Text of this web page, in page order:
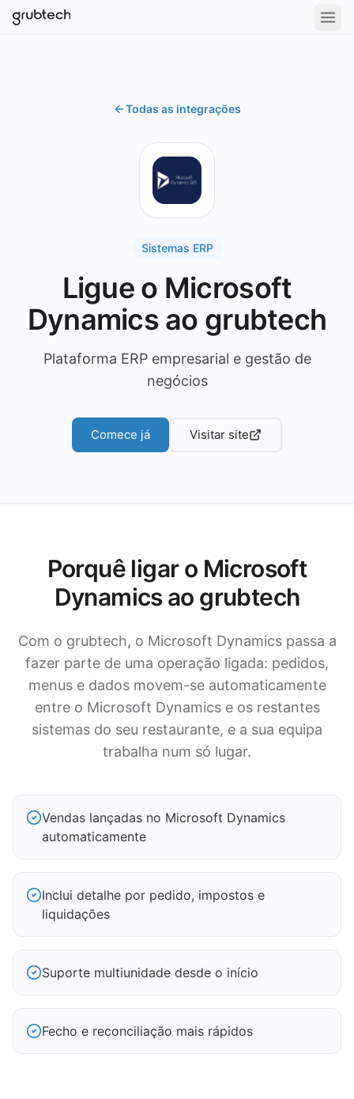
Todas as integrações
Sistemas ERP
Ligue o Microsoft
Dynamics ao grubtech
Plataforma ERP empresarial e gestão de
negócios
Comece já Visitar site
Porquê ligar o Microsoft
Dynamics ao grubtech
Com o grubtech, o Microsoft Dynamics passa a
fazer parte de uma operação ligada: pedidos,
menus e dados movem-se automaticamente
entre o Microsoft Dynamics e os restantes
sistemas do seu restaurante, e a sua equipa
trabalha num só lugar.
Vendas lançadas no Microsoft Dynamics
automaticamente
Inclui detalhe por pedido, impostos e
liquidações
Suporte multiunidade desde o início
Fecho e reconciliação mais rápidos